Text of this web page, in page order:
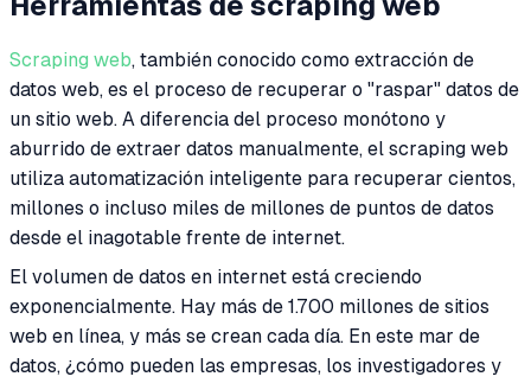
Scraping web, también conocido como extracción de
datos web, es el proceso de recuperar o "raspar" datos de
un sitio web. A diferencia del proceso monótono y
aburrido de extraer datos manualmente, el scraping web
utiliza automatización inteligente para recuperar cientos,
millones o incluso miles de millones de puntos de datos
desde el inagotable frente de internet.
El volumen de datos en internet está creciendo
exponencialmente. Hay más de 1.700 millones de sitios
web en línea, y más se crean cada día. En este mar de
datos, ¿cómo pueden las empresas, los investigadores y